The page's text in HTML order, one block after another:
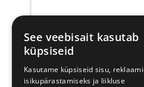
post
See veebisait kasutab
küpsiseid
Kasutame küpsiseid sisu,
isikupärastamiseks ja liikluse